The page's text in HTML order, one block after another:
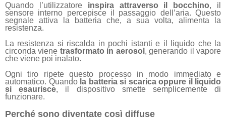
Quando l’utilizzatore inspira attraverso il bocchino, il
sensore interno percepisce il passaggio dell’aria. Questo
segnale attiva la batteria che, a sua volta, alimenta la
resistenza.
La resistenza si riscalda in pochi istanti e il liquido che la
circonda viene trasformato in aerosol , generando il vapore
che viene poi inalato.
Ogni tiro ripete questo processo in modo immediato e
automatico. Quando la batteria si scarica oppure il liquido
si esaurisce, il dispositivo smette semplicemente di
funzionare.
Perché sono diventate così diffuse